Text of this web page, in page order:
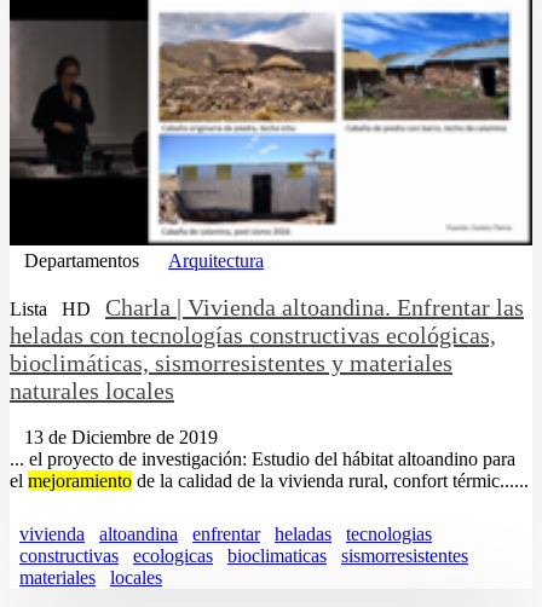
Departamentos Arquitectura
Lista HD
Charla | Vivienda altoandina. Enfrentar las
heladas con tecnologías constructivas ecológicas,
bioclimáticas, sismorresistentes y materiales
naturales locales
13 de Diciembre de 2019
... el proyecto de investigación: Estudio del hábitat altoandino para
el mejoramiento de la calidad de la vivienda rural, confort térmic......
vivienda altoandina enfrentar heladas
tecnologias
constructivas
ecologicas bioclimaticas
sismorresistentes
materiales
locales